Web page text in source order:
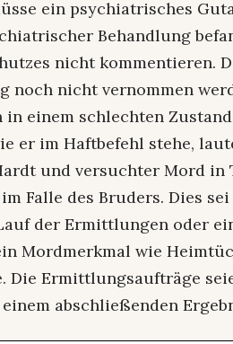
ein psychiatrisches
Behandlung
nicht kommentieren.
noch nicht vernommen
einem schlechten
er im Haftbefehl stehe,
und versuchter Mord
Falle des Bruders. Dies sei
der Ermittlungen oder
Mordmerkmal wie
Die Ermittlungsaufträge
abschließenden